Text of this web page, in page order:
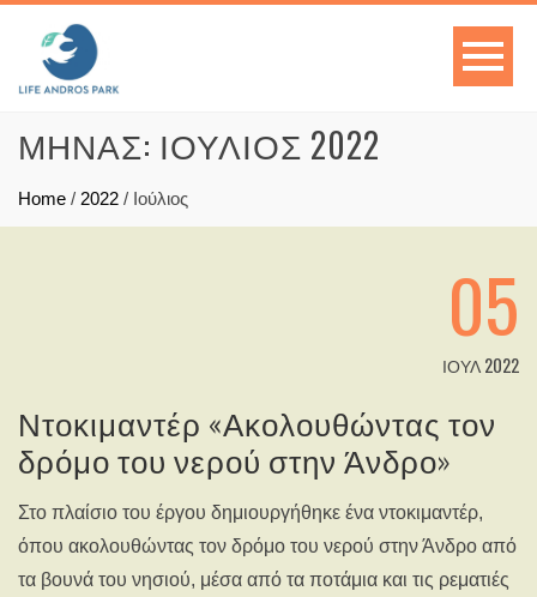
ΜΉΝΑΣ: ΙΟΎΛΙΟΣ 2022
Home / 2022 / Ιούλιος
05
ΙΟΎΛ 2022
Ντοκιμαντέρ «Ακολουθώντας τον
δρόμο του νερού στην Άνδρο»
Στο πλαίσιο του έργου δημιουργήθηκε ένα ντοκιμαντέρ,
όπου ακολουθώντας τον δρόμο του νερού στην Άνδρο από
τα βουνά του νησιού, μέσα από τα ποτάμια και τις ρεματιές